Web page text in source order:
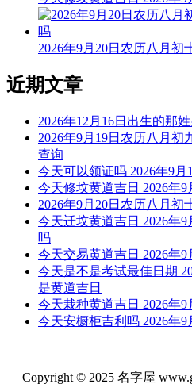
宜：订婚 嫁娶 求财 开业 交易 安
9时-11时 己巳时： 沖猪 煞东 时
宜：祈福 求嗣 订婚 嫁娶 入宅 开
忌：开光 修造 安葬 赴任 出行
11时-13时 庚午时： 沖鼠 煞北
宜：
忌：日时相沖 诸事不宜
13时-15时 辛未时： 沖牛 煞西
宜：祭祀 祈福 酬神 求财 见贵
忌：赴任 出行
2026年9月20日农历八月
近期文章
2026年12月16日出生的那
2026年9月19日农历八月
查询
今天可以领证吗 2026年9
今天修坟黄道吉日 2026年9
2026年9月20日农历八月
今天迁坟黄道吉日 2026年
吗
今天交易黄道吉日 2026年9
今天是不是考试最佳日期
是黄道吉日
今天栽种黄道吉日 2026年9
今天安橱柜吉利吗 2026年
Copyright © 2025 名字屋